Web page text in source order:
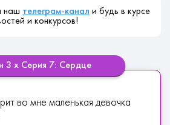
наш телеграм-канал и будь в курсе
и конкурсов!
3 х Серия 7: Сердце
во мне маленькая девочка